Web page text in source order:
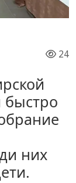
24
быстро
них